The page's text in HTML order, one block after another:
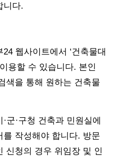
니다.
웹사이트에서 ‘건축물대
용할 수 있습니다. 본인
색을 통해 원하는 건축물
군·구청 건축과 민원실에
작성해야 합니다. 방문
신청의 경우 위임장 및 인